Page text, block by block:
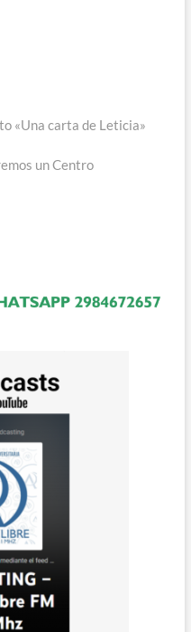
«Una carta de Leticia»
un Centro